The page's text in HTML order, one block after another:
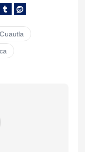
Cuautla